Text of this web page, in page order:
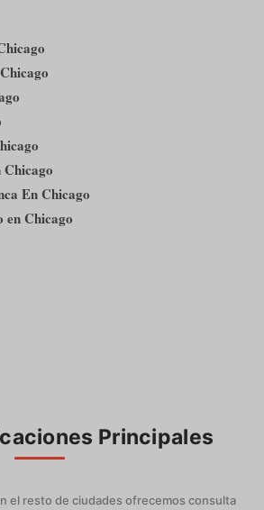
En Chicago
Chicago
Principales
el resto de ciudades ofrecemos consulta